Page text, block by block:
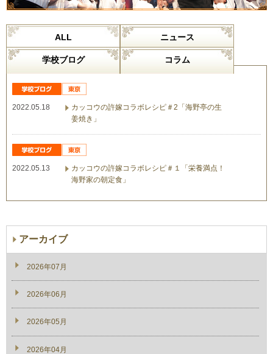
ALL ニュース
学校ブログ コラム
2022.05.18
カッコウの許嫁コラボレシピ＃2「海野亭の生
姜焼き」
2022.05.13
カッコウの許嫁コラボレシピ＃１「栄養満点！
海野家の朝定食」
アーカイブ
2026年07月
2026年06月
2026年05月
2026年04月